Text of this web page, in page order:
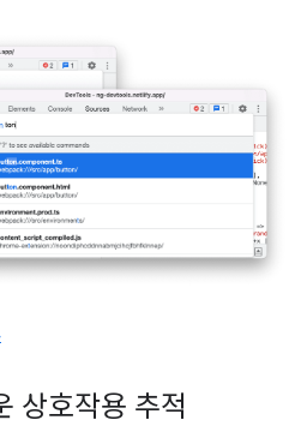
상호작용 추적